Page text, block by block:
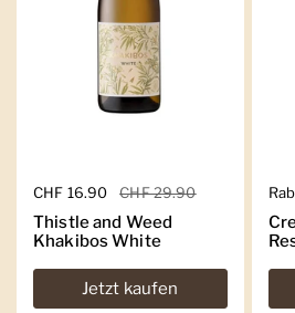
Regulärer Preis
CHF 16.90 Sale-Preis
CHF 29.90
Thistle and Weed
Khakibos White
Jetzt kaufen